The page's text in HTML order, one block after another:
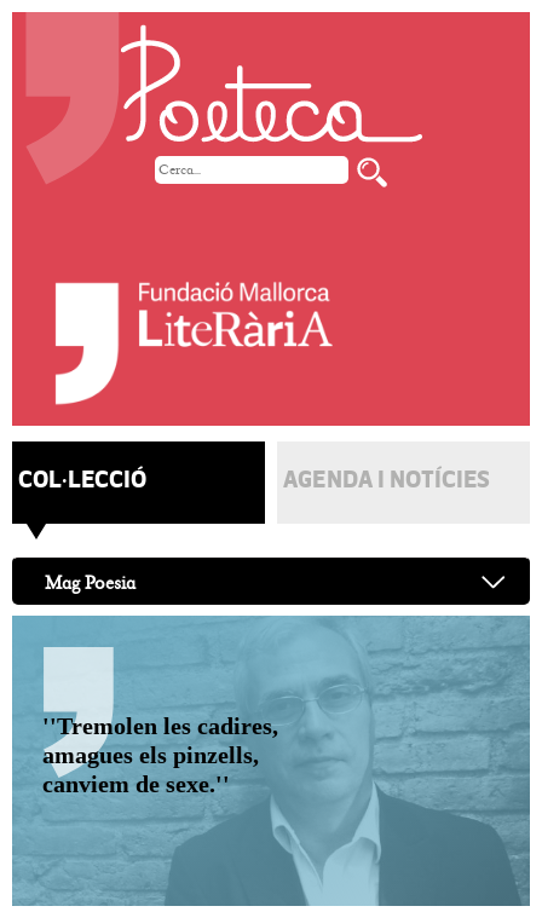
COL·LECCIÓ AGENDA I NOTÍCIES
Mag Poesia
''Tremolen les cadires,
amagues els pinzells,
canviem de sexe.''